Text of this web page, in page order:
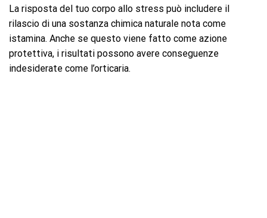
La risposta del tuo corpo allo stress può includere il
rilascio di una sostanza chimica naturale nota come
istamina. Anche se questo viene fatto come azione
protettiva, i risultati possono avere conseguenze
indesiderate come l’orticaria.